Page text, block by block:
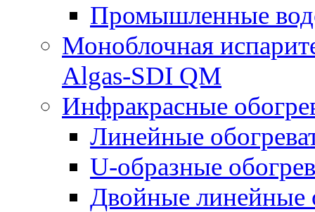
Промышленные
Моноблочная
Algas-SDI QM
Инфракрасные
Линейные
U-образные
Двойные линейные